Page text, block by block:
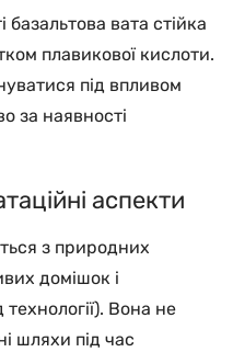
базальтова вата стійка
плавикової кислоти.
під впливом
за наявності
аспекти
з природних
домішок і
Вона не
шляхи під час